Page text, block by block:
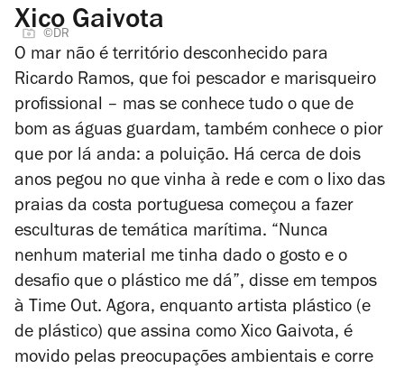
Xico Gaivota
©DR
O mar não é território desconhecido para
Ricardo Ramos, que foi pescador e marisqueiro
profissional – mas se conhece tudo o que de
bom as águas guardam, também conhece o pior
que por lá anda: a poluição. Há cerca de dois
anos pegou no que vinha à rede e com o lixo das
praias da costa portuguesa começou a fazer
esculturas de temática marítima. “Nunca
nenhum material me tinha dado o gosto e o
desafio que o plástico me dá”, disse em tempos
à Time Out. Agora, enquanto artista plástico (e
de plástico) que assina como Xico Gaivota, é
movido pelas preocupações ambientais e corre